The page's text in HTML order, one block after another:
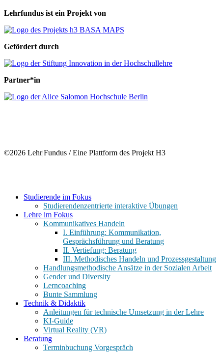
Lehrfundus ist ein Projekt von
Gefördert durch
Partner*in
©2026 Lehr|Fundus / Eine Plattform des Projekt H3
Close
Studierende im Fokus
Studierendenzentrierte interaktive Übungen
Lehre im Fokus
Kommunikatives Handeln
I. Einführung: Kommunikation,
Gesprächsführung und Beratung
II. Vertiefung: Beratung
III. Methodisches Handeln und Prozessgestaltung
Handlungsmethodische Ansätze in der Sozialen Arbeit
Gender und Diversity
Lerncoaching
Bunte Sammlung
Technik & Didaktik
Anleitungen für technische Umsetzung in der Lehre
KI-Guide
Virtual Reality (VR)
Beratung
Terminbuchung Vorgespräch